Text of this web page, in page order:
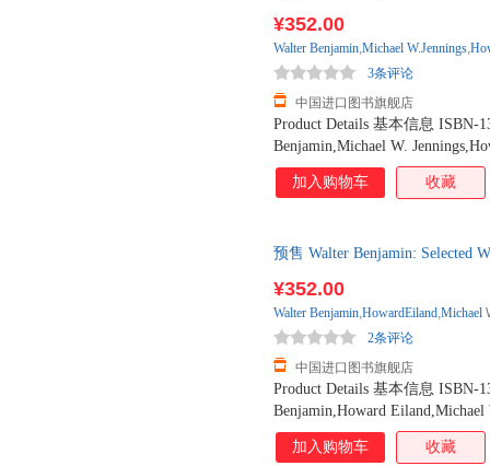
Nazis. However insistently the
in the final years of his life, the
constitute some of the most rema
Product Details 基本信息 ISBN-
Benjamin,Michael W.
Pages Number 页数 480页
出版日期 2005年6月15日
mounting political catastrophe,
Volume 2 of the Selected
Part 1, Benjamin is represented
and On the Image of Proust, as
¥352.00
中国进口图书旗舰店
3条评论
Walter Benjamin,Michael W.Jennings,
加入购物车 收藏
预售 Walter Benjamin: Selected
Product Details 基本信息 ISBN-
Benjamin,Howard Eiland,Michael
页数 480页 Publisher 出版社
年4月1日 Product Dimensions
¥352.00
中国进口图书旗舰店
2条评论
Walter Benjamin,HowardEiland,Michael
加入购物车 收藏